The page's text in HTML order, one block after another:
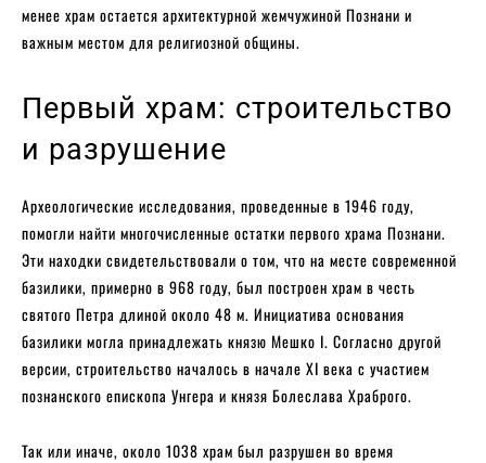
менее храм остается архитектурной жемчужиной Познани и
важным местом для религиозной общины.
Первый храм: строительство
и разрушение
Археологические исследования, проведенные в 1946 году,
помогли найти многочисленные остатки первого храма Познани.
Эти находки свидетельствовали о том, что на месте современной
базилики, примерно в 968 году, был построен храм в честь
святого Петра длиной около 48 м. Инициатива основания
базилики могла принадлежать князю Мешко I. Согласно другой
версии, строительство началось в начале XI века с участием
познанского епископа Унгера и князя Болеслава Храброго.
Так или иначе, около 1038 храм был разрушен во время